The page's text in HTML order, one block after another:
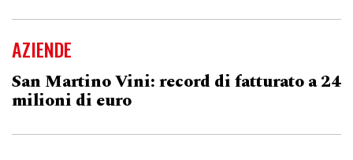
AZIENDE
San Martino Vini: record di fatturato a 24
milioni di euro